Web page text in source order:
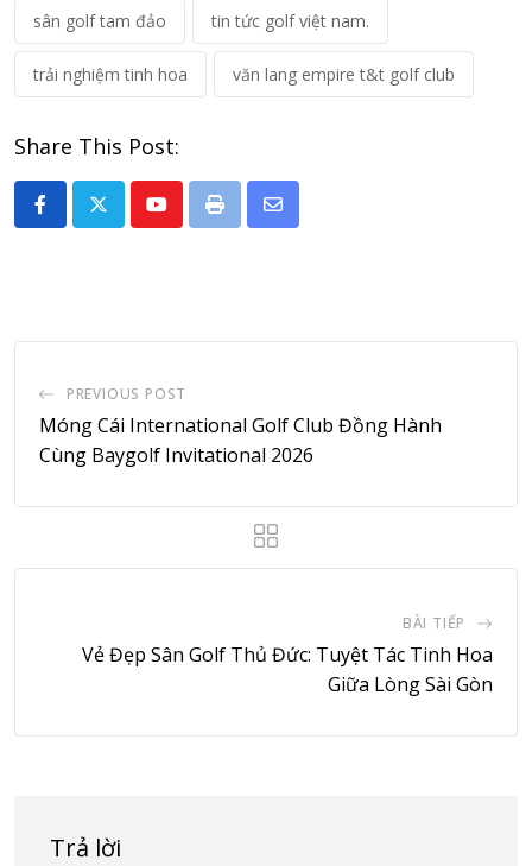
sân golf tam đảo tin tức golf việt nam.
trải nghiệm tinh hoa văn lang empire t&t golf club
Share This Post:
YoutubePrint
Share
PREVIOUS POST
Móng Cái International Golf Club Đồng Hành
Cùng Baygolf Invitational 2026
BÀI TIẾP
Vẻ Đẹp Sân Golf Thủ Đức: Tuyệt Tác Tinh Hoa
Giữa Lòng Sài Gòn
Trả lời